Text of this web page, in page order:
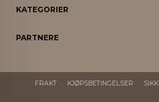
KATEGORIER
PARTNERE
FRAKT KJØPSBETINGELSER